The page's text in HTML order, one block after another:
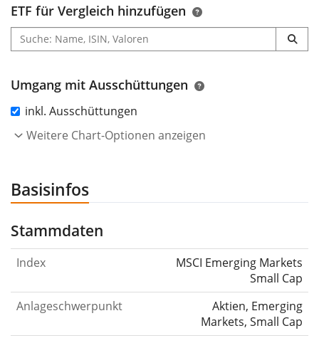
ETF für Vergleich hinzufügen
Umgang mit Ausschüttungen
inkl. Ausschüttungen
Weitere Chart-Optionen anzeigen
Basisinfos
Stammdaten
Index
MSCI Emerging Markets
Small Cap
Anlageschwerpunkt
Aktien, Emerging
Markets, Small Cap